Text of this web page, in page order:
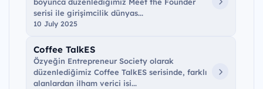
boyunca düzenlediğimiz Meet the Founder
serisi ile girişimcilik dünyas...
10 July 2025
Coffee TalkES
Özyeğin Entrepreneur Society olarak
düzenlediğimiz Coffee TalkES serisinde, farklı
alanlardan ilham verici isi...